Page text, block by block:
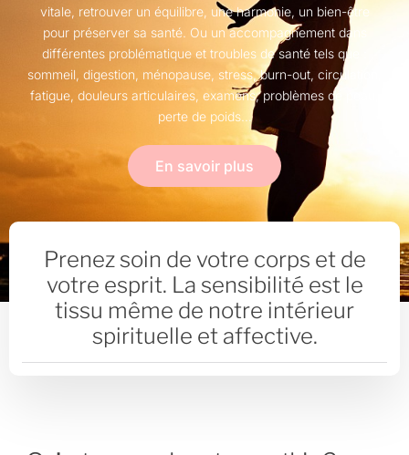
vitale, retrouver un équilibre, une harmonie, un bien-être
pour préserver sa santé. Ou un accompagnement dans
différentes problématique et troubles de santé tels que :
sommeil, digestion, ménopause, stress, burn-out, circulation,
fatigue, douleurs articulaires, examens, problèmes de peau,
perte de poids…
En savoir plus
Prenez soin de votre corps et de
votre esprit. La sensibilité est le
tissu même de notre intérieur
spirituelle et affective.